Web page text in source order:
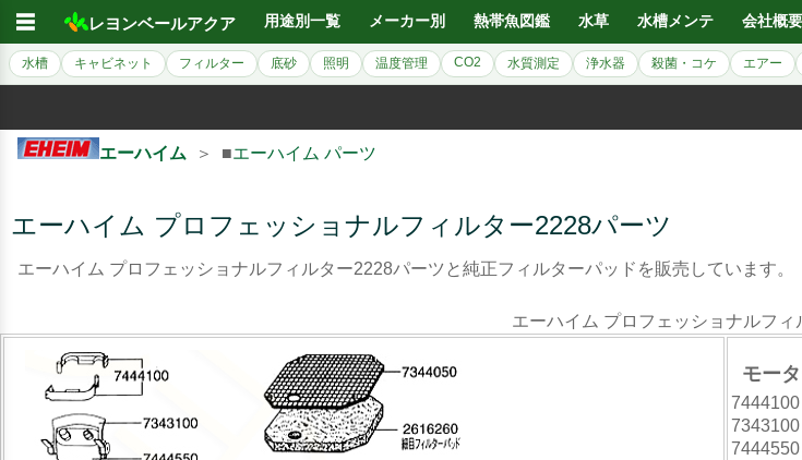
☰ レヨンベールアクア 用途別一覧 メーカー別 熱帯魚図鑑 水草 水槽メンテ 会社概要
水槽 キャビネット フィルター 底砂 照明 温度管理 CO2 水質測定 浄水器 殺菌・コケ エアー
エーハイム ＞ ■エーハイム パーツ
エーハイム プロフェッショナルフィルター2228パーツ
エーハイム プロフェッショナルフィルター2228パーツと純正フィルターパッドを販売しています。
エーハイム プロフェッショナルフィ
モー